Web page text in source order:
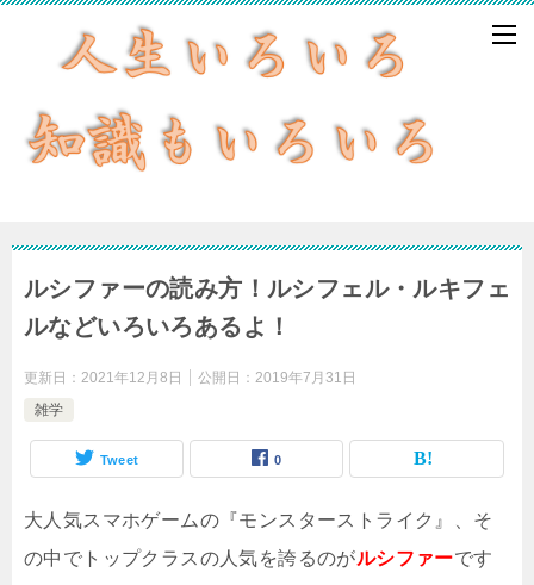
ルシファーの読み方！ルシフェル・ルキフェ
ルなどいろいろあるよ！
更新日： 2021年12月8日 公開日： 2019年7月31日
雑学
Tweet 0
大人気スマホゲームの『モンスターストライク』、そ
の中でトップクラスの人気を誇るのがルシファーです